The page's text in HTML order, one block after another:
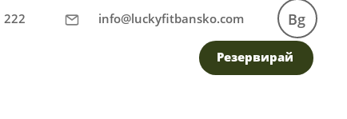
222 info@luckyfitbansko.com Bg
Резервирай